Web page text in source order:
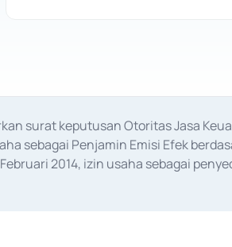
surat keputusan Otoritas Jasa
sebagai Penjamin Emisi Efek
2014, izin usaha sebagai